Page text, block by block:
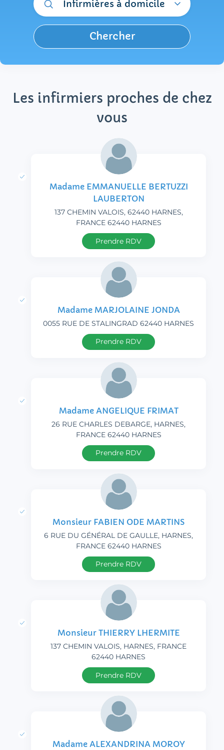
Infirmières à domicile
Chercher
Les infirmiers proches de chez
vous
Madame EMMANUELLE BERTUZZI
LAUBERTON
137 CHEMIN VALOIS, 62440 HARNES,
FRANCE 62440 HARNES
Prendre RDV
Madame MARJOLAINE JONDA
0055 RUE DE STALINGRAD 62440 HARNES
Prendre RDV
Madame ANGELIQUE FRIMAT
26 RUE CHARLES DEBARGE, HARNES,
FRANCE 62440 HARNES
Prendre RDV
Monsieur FABIEN ODE MARTINS
6 RUE DU GÉNÉRAL DE GAULLE, HARNES,
FRANCE 62440 HARNES
Prendre RDV
Monsieur THIERRY LHERMITE
137 CHEMIN VALOIS, HARNES, FRANCE
62440 HARNES
Prendre RDV
Madame ALEXANDRINA MOROY